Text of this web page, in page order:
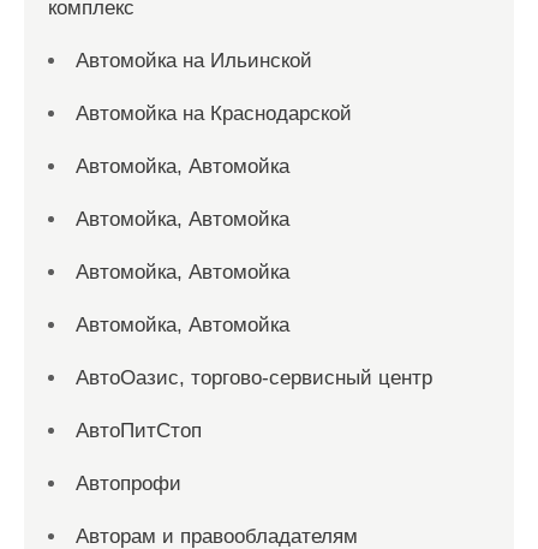
комплекс
Автомойка на Ильинской
Автомойка на Краснодарской
Автомойка, Автомойка
Автомойка, Автомойка
Автомойка, Автомойка
Автомойка, Автомойка
АвтоОазис, торгово-сервисный центр
АвтоПитСтоп
Автопрофи
Авторам и правообладателям